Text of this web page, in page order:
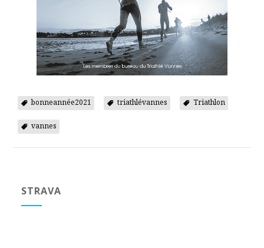
bonneannée2021 triathlévannes Triathlon
vannes
STRAVA